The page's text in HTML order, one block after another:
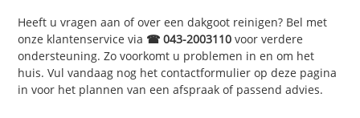
Heeft u vragen aan of over een dakgoot reinigen? Bel met
onze klantenservice via ☎ 043-2003110 voor verdere
ondersteuning. Zo voorkomt u problemen in en om het
huis. Vul vandaag nog het contactformulier op deze pagina
in voor het plannen van een afspraak of passend advies.